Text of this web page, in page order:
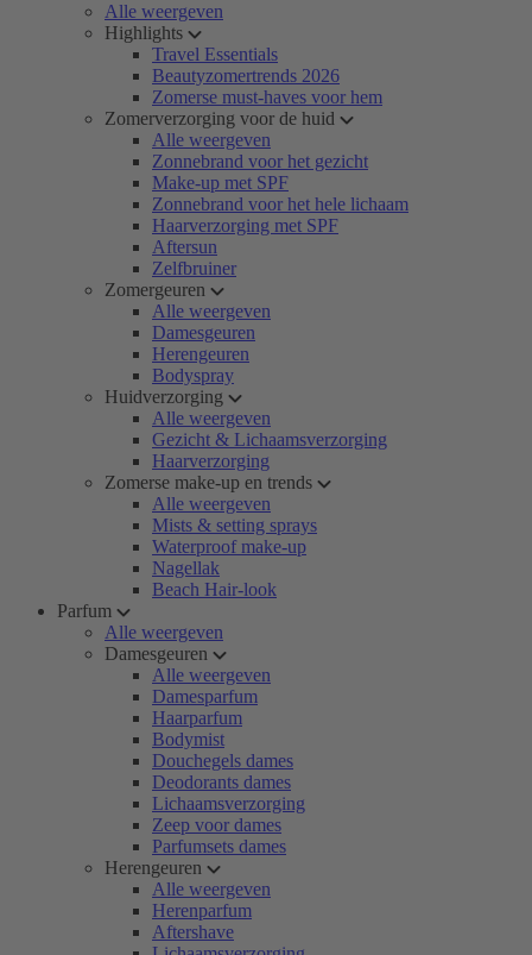
Alle weergeven
Highlights
Travel Essentials
Beautyzomertrends 2026
Zomerse must-haves voor hem
Zomerverzorging voor de huid
Alle weergeven
Zonnebrand voor het gezicht
Make-up met SPF
Zonnebrand voor het hele lichaam
Haarverzorging met SPF
Aftersun
Zelfbruiner
Zomergeuren
Alle weergeven
Damesgeuren
Herengeuren
Bodyspray
Huidverzorging
Alle weergeven
Gezicht & Lichaamsverzorging
Haarverzorging
Zomerse make-up en trends
Alle weergeven
Mists & setting sprays
Waterproof make-up
Nagellak
Beach Hair-look
Parfum
Alle weergeven
Damesgeuren
Alle weergeven
Damesparfum
Haarparfum
Bodymist
Douchegels dames
Deodorants dames
Lichaamsverzorging
Zeep voor dames
Parfumsets dames
Herengeuren
Alle weergeven
Herenparfum
Aftershave